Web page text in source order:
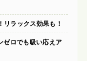
ラックス効果も！
ゼロでも吸い応えア